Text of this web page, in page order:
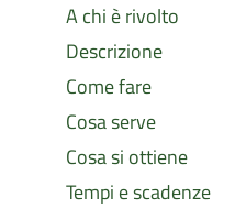
A chi è rivolto
Descrizione
Come fare
Cosa serve
Cosa si ottiene
Tempi e scadenze